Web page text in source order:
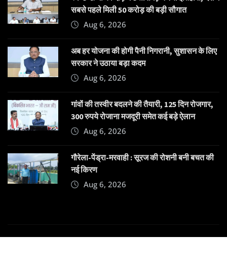
सबसे पहले मिली 50 करोड़ की बड़ी सौगात
Aug 6, 2026
अब हर योजना की होगी पैनी निगरानी, सुशासन के लिए
सरकार ने उठाया बड़ा कदम
Aug 6, 2026
गांवों की तस्वीर बदलने की तैयारी, 125 दिन रोजगार,
300 रुपये रोजाना मजदूरी समेत कई बड़े ऐलान
Aug 6, 2026
गौरेला-पेंड्रा-मरवाही : सूरज की रोशनी बनी बचत की
नई किरण
Aug 6, 2026